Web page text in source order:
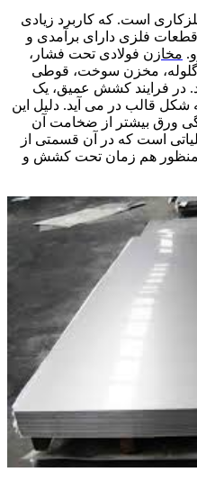
است. که کاربرد زیادی
فلزی دارای برآمدی و
مخازن فولادی تحت فشار،
مخزن سوخت، قوطی
در فرایند کشش عمیق، یک
قالب در می آید. دلیل این
ورق بیشتر از ضخامت آن
است که در آن قسمتی از
منظور هم زمان تحت کشش و